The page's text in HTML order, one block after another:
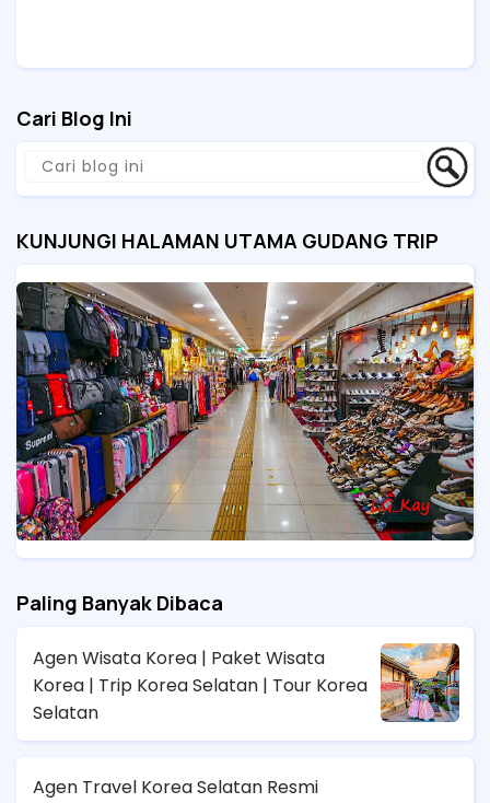
Cari Blog Ini
KUNJUNGI HALAMAN UTAMA GUDANG TRIP
Paling Banyak Dibaca
Agen Wisata Korea | Paket Wisata
Korea | Trip Korea Selatan | Tour Korea
Selatan
Agen Travel Korea Selatan Resmi